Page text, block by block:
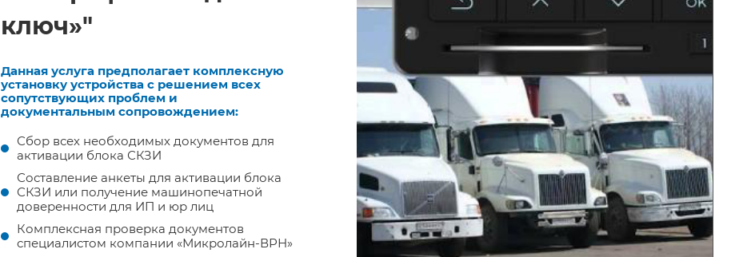
ключ»"
Данная услуга предполагает комплексную
установку устройства с решением всех
сопутствующих проблем и
документальным сопровождением:
Сбор всех необходимых документов для
активации блока СКЗИ
Составление анкеты для активации блока
СКЗИ или получение машинопечатной
доверенности для ИП и юр лиц
Комплексная проверка документов
специалистом компании «Микролайн-ВРН»